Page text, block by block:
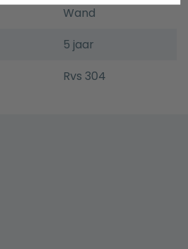
Wand
5 jaar
Rvs 304